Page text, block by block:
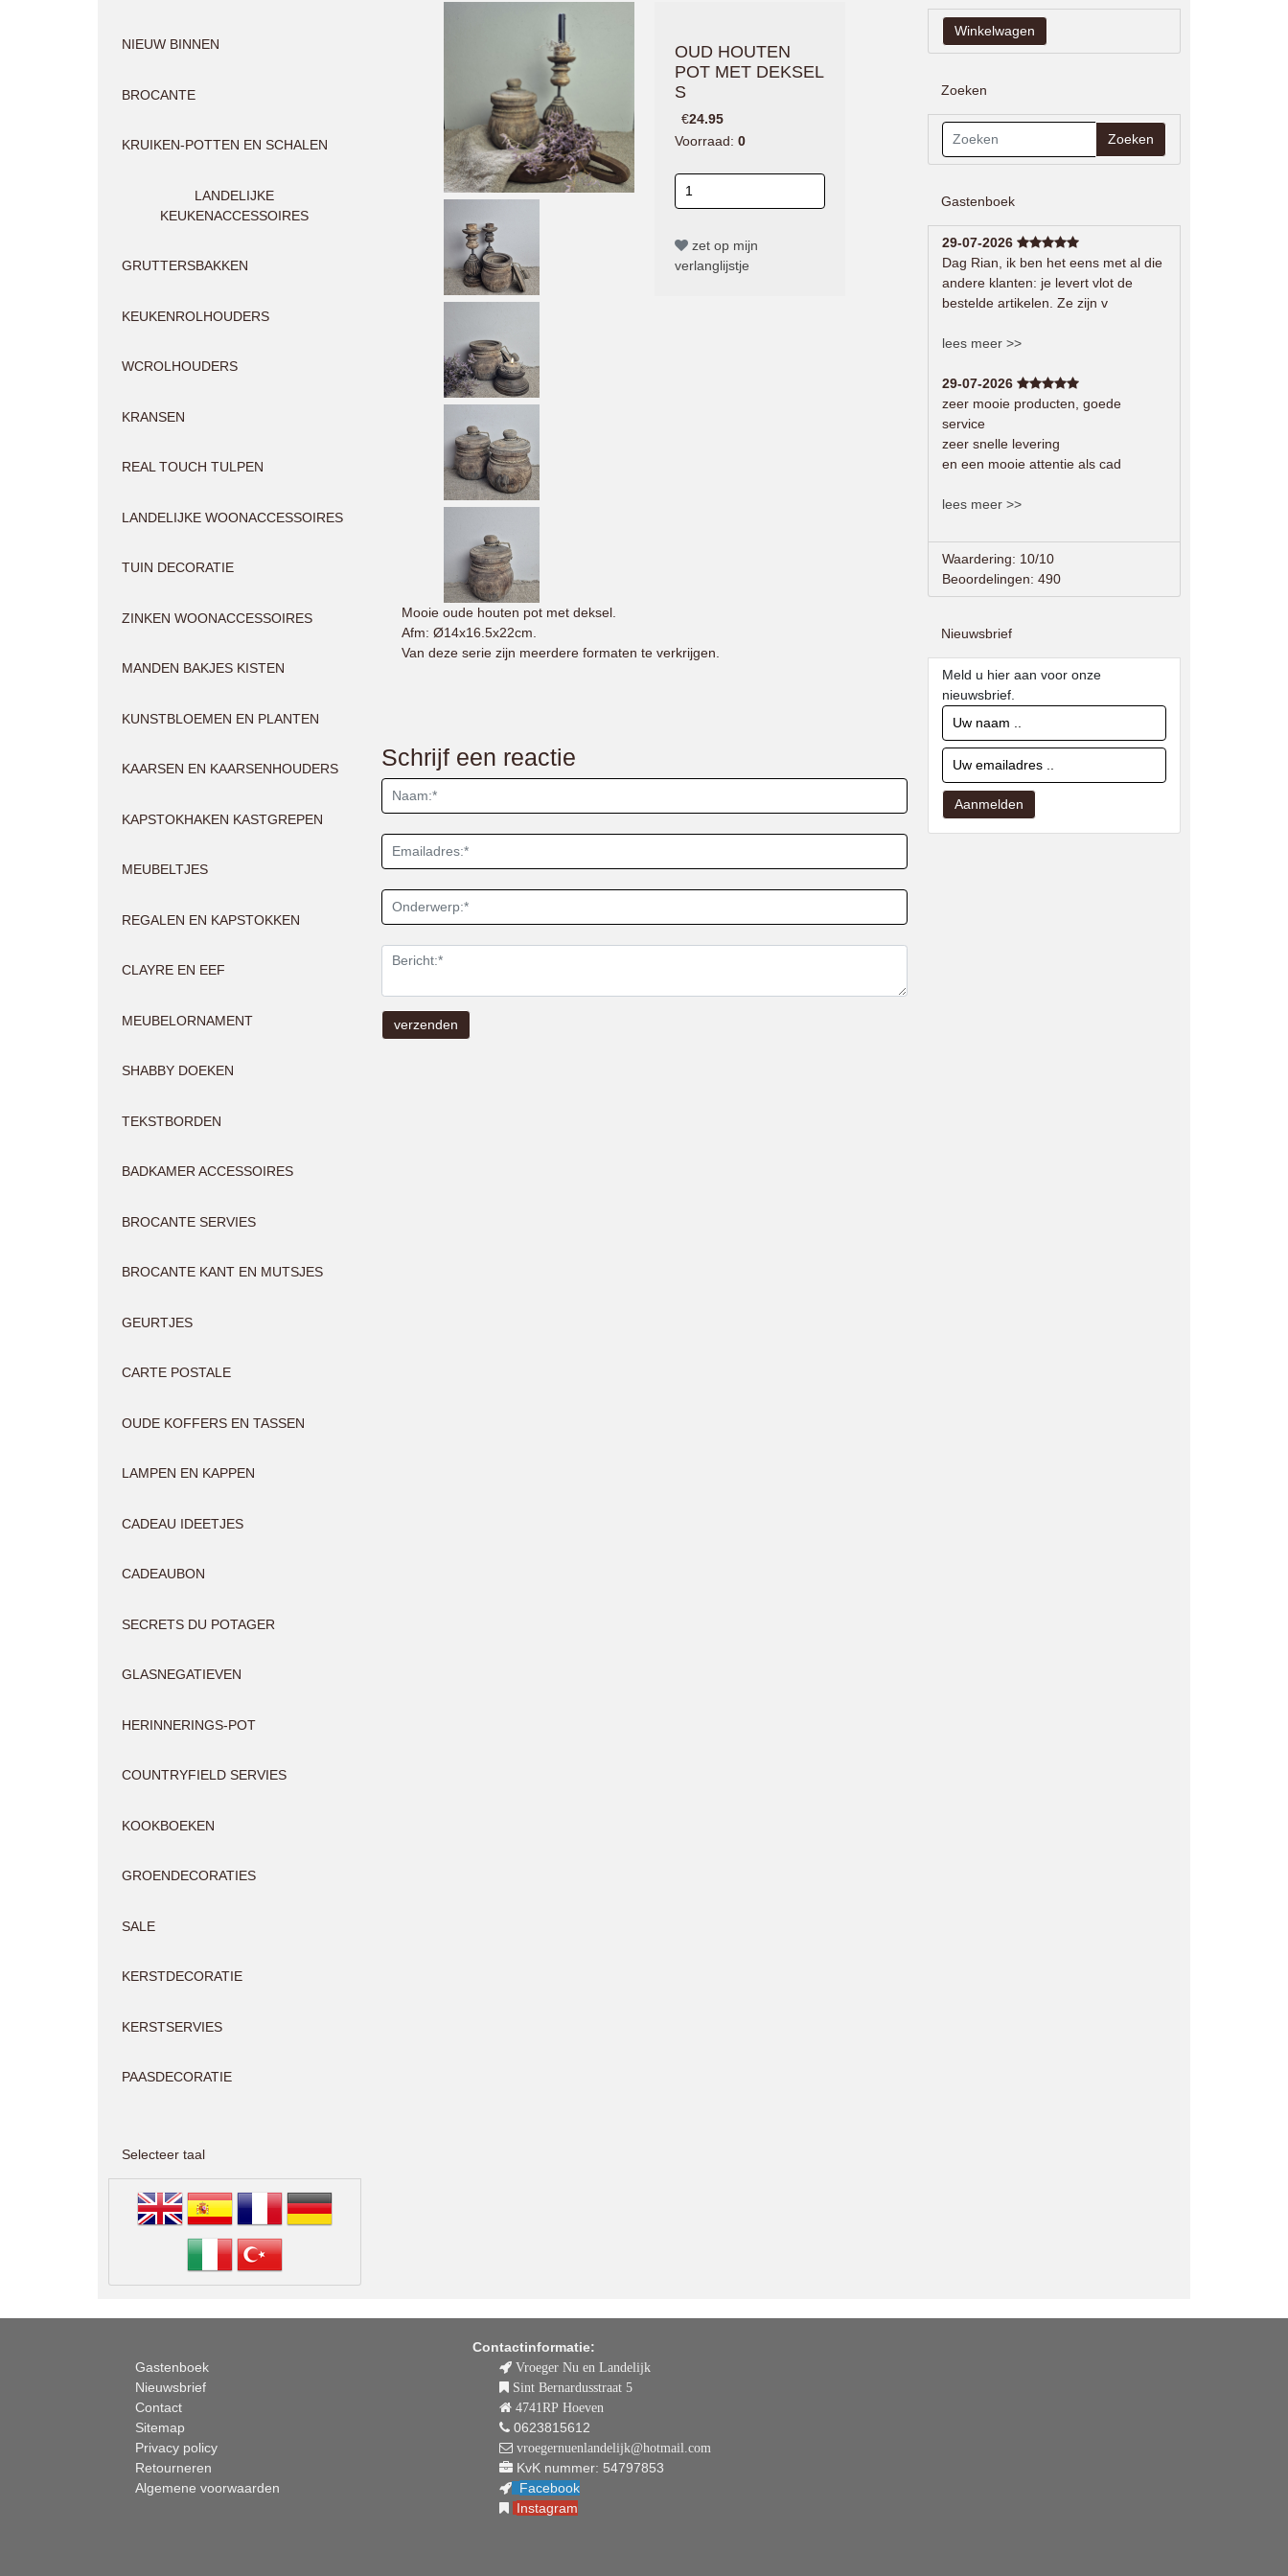
NIEUW BINNEN
BROCANTE
KRUIKEN-POTTEN EN SCHALEN
LANDELIJKE
KEUKENACCESSOIRES
GRUTTERSBAKKEN
KEUKENROLHOUDERS
WCROLHOUDERS
KRANSEN
REAL TOUCH TULPEN
LANDELIJKE WOONACCESSOIRES
TUIN DECORATIE
ZINKEN WOONACCESSOIRES
MANDEN BAKJES KISTEN
KUNSTBLOEMEN EN PLANTEN
KAARSEN EN KAARSENHOUDERS
KAPSTOKHAKEN KASTGREPEN
MEUBELTJES
REGALEN EN KAPSTOKKEN
CLAYRE EN EEF
MEUBELORNAMENT
SHABBY DOEKEN
TEKSTBORDEN
BADKAMER ACCESSOIRES
BROCANTE SERVIES
BROCANTE KANT EN MUTSJES
GEURTJES
CARTE POSTALE
OUDE KOFFERS EN TASSEN
LAMPEN EN KAPPEN
CADEAU IDEETJES
CADEAUBON
SECRETS DU POTAGER
GLASNEGATIEVEN
HERINNERINGS-POT
COUNTRYFIELD SERVIES
KOOKBOEKEN
GROENDECORATIES
SALE
KERSTDECORATIE
KERSTSERVIES
PAASDECORATIE
Selecteer taal
OUD HOUTEN
POT MET DEKSEL
S
€24.95
Voorraad: 0
zet op mijn
verlanglijstje
Mooie oude houten pot met deksel.
Afm: Ø14x16.5x22cm.
Van deze serie zijn meerdere formaten te verkrijgen.
Schrijf een reactie
Zoeken
Zoeken
Gastenboek
29-07-2026
Dag Rian, ik ben het eens met al die
andere klanten: je levert vlot de
bestelde artikelen. Ze zijn v
lees meer >>
29-07-2026
zeer mooie producten, goede
service
zeer snelle levering
en een mooie attentie als cad
lees meer >>
Waardering: 10/10
Beoordelingen: 490
Nieuwsbrief
Meld u hier aan voor onze
nieuwsbrief.
Gastenboek
Nieuwsbrief
Contact
Sitemap
Privacy policy
Retourneren
Algemene voorwaarden
Contactinformatie:
Vroeger Nu en Landelijk
Sint Bernardusstraat 5
4741RP Hoeven
0623815612
vroegernuenlandelijk@hotmail.com
KvK nummer: 54797853
Facebook
Instagram